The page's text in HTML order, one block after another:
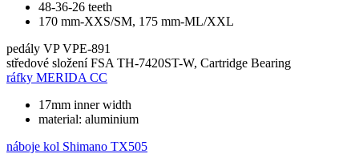
48-36-26 teeth
170 mm-XXS/SM, 175 mm-ML/XXL
pedály VP VPE-891
středové složení FSA TH-7420ST-W, Cartridge Bearing
ráfky MERIDA CC
17mm inner width
material: aluminium
náboje kol Shimano TX505